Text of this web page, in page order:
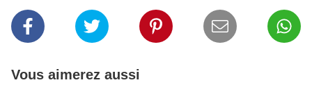
Vous aimerez aussi